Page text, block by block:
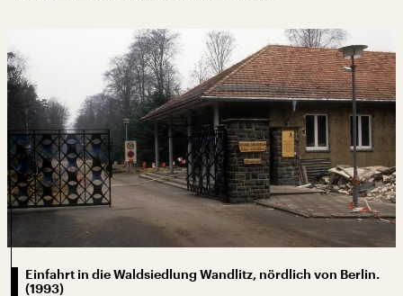
Einfahrt in die Waldsiedlung Wandlitz, nördlich von Berlin.
(1993)